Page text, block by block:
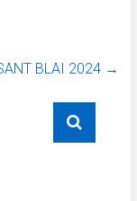
BLAI 2024 →